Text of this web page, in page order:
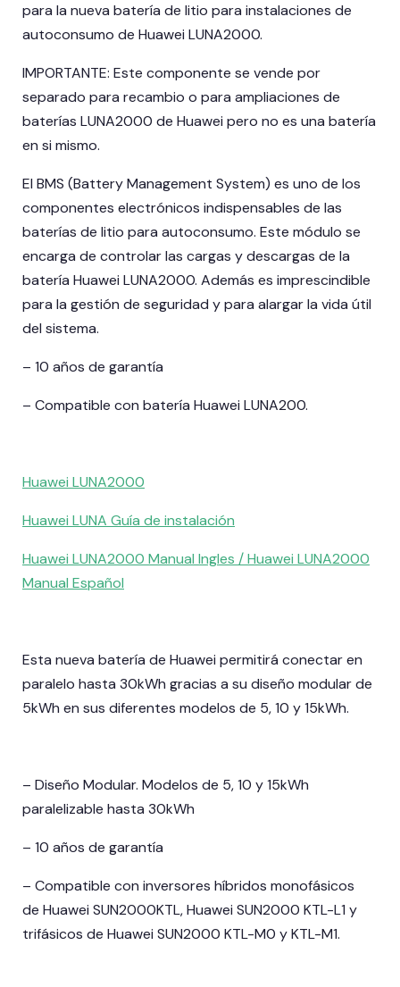
para la nueva batería de litio para instalaciones de
autoconsumo de Huawei LUNA2000.
IMPORTANTE: Este componente se vende por
separado para recambio o para ampliaciones de
baterías LUNA2000 de Huawei pero no es una batería
en si mismo.
El BMS (Battery Management System) es uno de los
componentes electrónicos indispensables de las
baterías de litio para autoconsumo. Este módulo se
encarga de controlar las cargas y descargas de la
batería Huawei LUNA2000. Además es imprescindible
para la gestión de seguridad y para alargar la vida útil
del sistema.
– 10 años de garantía
– Compatible con batería Huawei LUNA200.
Huawei LUNA2000
Huawei LUNA Guía de instalación
Huawei LUNA2000 Manual Ingles /Huawei LUNA2000
Manual Español
Esta nueva batería de Huawei permitirá conectar en
paralelo hasta 30kWh gracias a su diseño modular de
5kWh en sus diferentes modelos de 5, 10 y 15kWh.
– Diseño Modular. Modelos de 5, 10 y 15kWh
paralelizable hasta 30kWh
– 10 años de garantía
– Compatible con inversores híbridos monofásicos
de Huawei SUN2000KTL, Huawei SUN2000 KTL-L1 y
trifásicos de Huawei SUN2000 KTL-M0 y KTL-M1.